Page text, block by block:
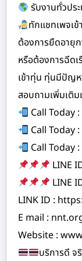
รับงานทั่วปร
ทักแชทเพจเข้
ต้องการยืดอายุ
หรือต้องการฉีด
เข้าทุ่น ทุ่นมีปัญห
สอบถามเพิ่มเติ
Call Today
Call Today
Call Today
LINE
LINE
LINK ID :
E mail :
Website :
บริการดี จ